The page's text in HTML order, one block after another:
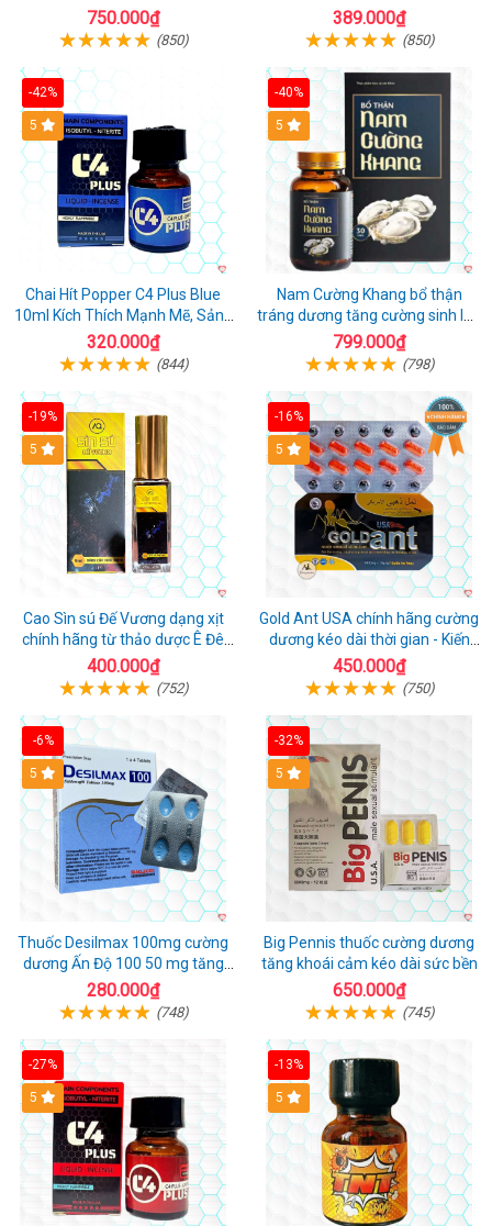
cho Nam nhập khẩu chính ngạch
750.000₫
(850)
389.000₫
(850)
-42%
5
Chai Hít Popper C4 Plus Blue
10ml Kích Thích Mạnh Mẽ, Sảng
Khoái
320.000₫
(844)
-40%
5
Nam Cường Khang bổ thận
tráng dương tăng cường sinh lực
nam
799.000₫
(798)
-19%
5
Cao Sìn sú Đế Vương dạng xịt
chính hãng từ thảo dược Ê Đê
Việt Nam
400.000₫
(752)
-16%
5
Gold Ant USA chính hãng cường
dương kéo dài thời gian - Kiến
Vàng Đen Tây Tạng
450.000₫
(750)
-6%
5
Thuốc Desilmax 100mg cường
dương Ấn Độ 100 50 mg tăng
sinh lý tốt nhất
280.000₫
(748)
-32%
5
Big Pennis thuốc cường dương
tăng khoái cảm kéo dài sức bền
650.000₫
(745)
-27%
5
-13%
5